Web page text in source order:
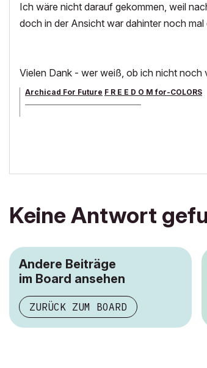
Ich wäre nicht darauf gekommen, weil
doch in der Ansicht war dahinter noch mal
Vielen Dank - wer weiß, ob ich nicht
Archicad For Future F R E E D O M for-COLORS
Keine Antwort
Andere Beiträge
im Board ansehen
ZURÜCK ZUM BOARD